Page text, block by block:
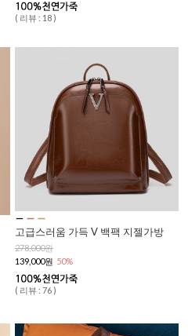
( 리뷰 : 18 )
고급스러움 가득 V 백팩 지젤가방
278,000원
139,000원 50%
( 리뷰 : 76 )